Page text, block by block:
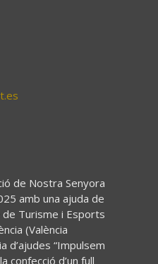
de Nostra Senyora
amb una ajuda de
Turisme i Esports
(València
d’ajudes “Impulsem
confecció d’un full